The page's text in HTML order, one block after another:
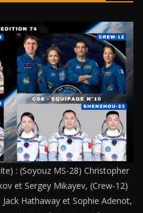
: (Soyouz MS-28) Christopher
et Sergey Mikayev, (Crew-12)
Hathaway et Sophie Adenot,